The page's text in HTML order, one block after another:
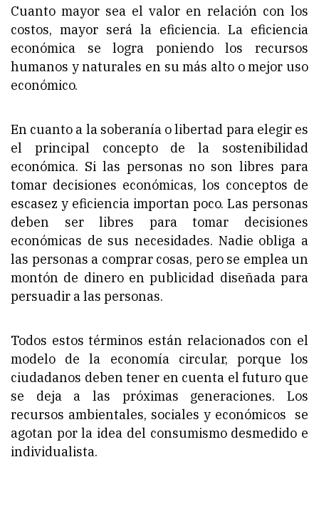
Cuanto mayor sea el valor en relación con los
costos, mayor será la eficiencia. La eficiencia
económica se logra poniendo los recursos
humanos y naturales en su más alto o mejor uso
económico.
En cuanto a la soberanía o libertad para elegir es
el principal concepto de la sostenibilidad
económica. Si las personas no son libres para
tomar decisiones económicas, los conceptos de
escasez y eficiencia importan poco. Las personas
deben ser libres para tomar decisiones
económicas de sus necesidades. Nadie obliga a
las personas a comprar cosas, pero se emplea un
montón de dinero en publicidad diseñada para
persuadir a las personas.
Todos estos términos están relacionados con el
modelo de la economía circular, porque los
ciudadanos deben tener en cuenta el futuro que
se deja a las próximas generaciones. Los
recursos ambientales, sociales y económicos se
agotan por la idea del consumismo desmedido e
individualista.